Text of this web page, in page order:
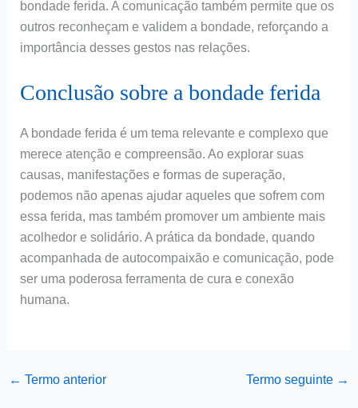
bondade ferida. A comunicação também permite que os
outros reconheçam e validem a bondade, reforçando a
importância desses gestos nas relações.
Conclusão sobre a bondade ferida
A bondade ferida é um tema relevante e complexo que
merece atenção e compreensão. Ao explorar suas
causas, manifestações e formas de superação,
podemos não apenas ajudar aqueles que sofrem com
essa ferida, mas também promover um ambiente mais
acolhedor e solidário. A prática da bondade, quando
acompanhada de autocompaixão e comunicação, pode
ser uma poderosa ferramenta de cura e conexão
humana.
← Termo anterior Termo seguinte →